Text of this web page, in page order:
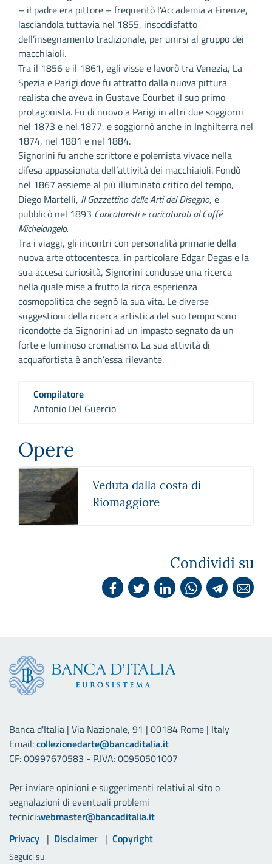
– il padre era pittore – frequentò l’Accademia a Firenze,
lasciandola tuttavia nel 1855, insoddisfatto
dell’insegnamento tradizionale, per unirsi al gruppo dei
macchiaioli.
Tra il 1856 e il 1861, egli visse e lavorò tra Venezia, La
Spezia e Parigi dove fu attratto dalla nuova pittura
realista che aveva in Gustave Courbet il suo primo
protagonista. Fu di nuovo a Parigi in altri due soggiorni
nel 1873 e nel 1877, e soggiornò anche in Inghilterra nel
1874, nel 1881 e nel 1884.
Signorini fu anche scrittore e polemista vivace nella
difesa appassionata dell’attività dei macchiaioli. Fondò
nel 1867 assieme al più illuminato critico del tempo,
Diego Martelli, Il Gazzettino delle Arti del Disegno, e
pubblicò nel 1893 Caricaturisti e caricaturati al Caffé
Michelangelo.
Tra i viaggi, gli incontri con personalità primarie della
nuova arte ottocentesca, in particolare Edgar Degas e la
sua accesa curiosità, Signorini condusse una ricerca
nella quale mise a frutto la ricca esperienza
cosmopolitica che segnò la sua vita. Le diverse
suggestioni della ricerca artistica del suo tempo sono
ricondotte da Signorini ad un impasto segnato da un
forte e luminoso cromatismo. La sua attività di
acquafortista è anch’essa rilevante.
Compilatore
Antonio Del Guercio
Opere
Veduta dalla costa di
Riomaggiore
Condividi su
Banca d'Italia | Via Nazionale, 91 | 00184 Rome | Italy
Email:collezionedarte@bancaditalia.it
CF: 00997670583 - P.IVA: 00950501007
Per inviare opinioni e suggerimenti relativi al sito o
segnalazioni di eventuali problemi
tecnici:webmaster@bancaditalia.it
Link utili
Privacy Disclaimer Copyright
Seguici su